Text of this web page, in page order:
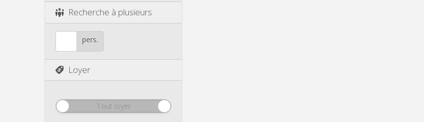
Recherche à plusieurs
pers.
Loyer
Tout loyer